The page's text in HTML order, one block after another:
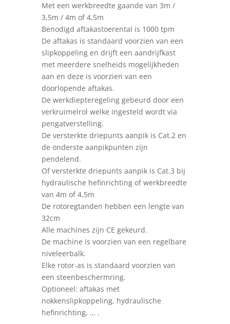
Met een werkbreedte gaande van 3m /
3,5m / 4m of 4,5m
Benodigd aftakastoerental is 1000 tpm
De aftakas is standaard voorzien van een
slipkoppeling en drijft een aandrijfkast
met meerdere snelheids mogelijkheden
aan en deze is voorzien van een
doorlopende aftakas.
De werkdiepteregeling gebeurd door een
verkruimelrol welke ingesteld wordt via
pengatverstelling.
De versterkte driepunts aanpik is Cat.2 en
de onderste aanpikpunten zijn
pendelend.
Of versterkte driepunts aanpik is Cat.3 bij
hydraulische hefinrichting of werkbreedte
van 4m of 4,5m
De rotoregtanden hebben een lengte van
32cm
Alle machines zijn CE gekeurd.
De machine is voorzien van een regelbare
niveleerbalk.
Elke rotor-as is standaard voorzien van
een steenbeschermring.
Optioneel: aftakas met
nokkenslipkoppeling, hydraulische
hefinrichting, … .